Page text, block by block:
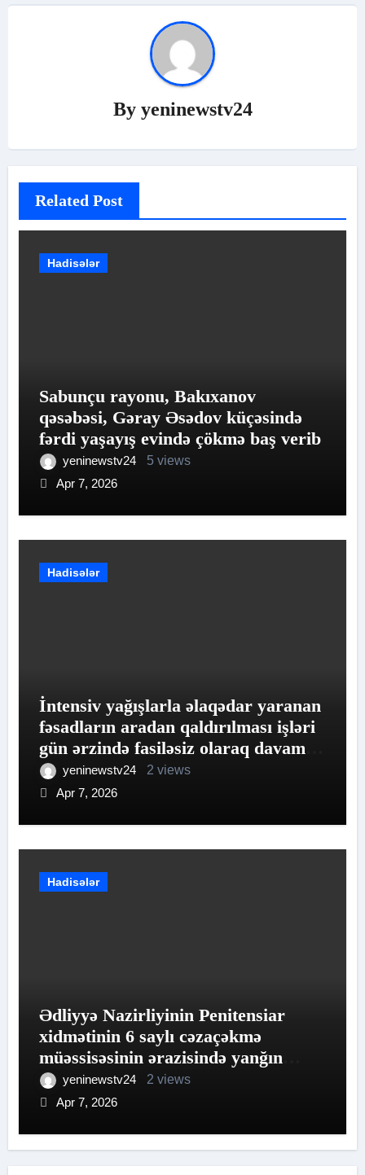
By yeninewstv24
Related Post
Hadisələr
Sabunçu rayonu, Bakıxanov
qəsəbəsi, Gəray Əsədov küçəsində
fərdi yaşayış evində çökmə baş verib
yeninewstv24
5 views
Apr 7, 2026
Hadisələr
İntensiv yağışlarla əlaqədar yaranan
fəsadların aradan qaldırılması işləri
gün ərzində fasiləsiz olaraq davam
etdirilib.
yeninewstv24
2 views
Apr 7, 2026
Hadisələr
Ədliyyə Nazirliyinin Penitensiar
xidmətinin 6 saylı cəzaçəkmə
müəssisəsinin ərazisində yanğın
hadisəsi baş verib.
yeninewstv24
2 views
Apr 7, 2026